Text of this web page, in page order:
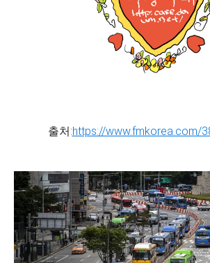
출처:https://www.fmkorea.com/